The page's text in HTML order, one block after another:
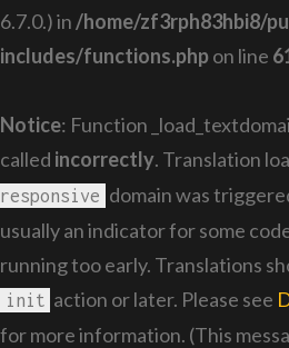
6.7.0.) in /home/zf3rph83hbi8/
includes/functions.phpon line
Notice: Function
called incorrectly. Translation
responsive domain was
usually an indicator for some
running too early. Translations
init action or later. Please see
for more information. (This